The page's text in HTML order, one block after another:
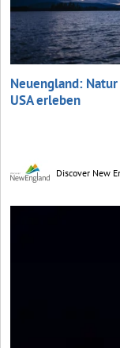
Neuengland:
USA erleben
Discover New